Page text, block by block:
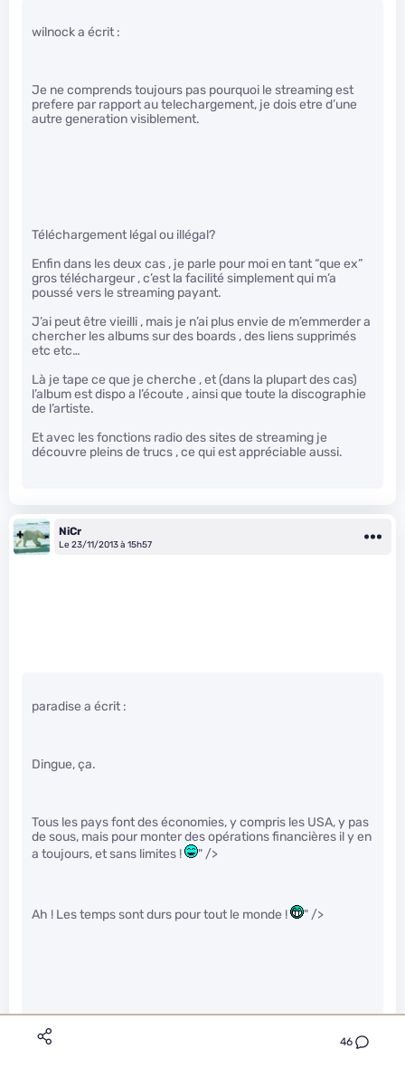
46
wilnock a écrit :
Je ne comprends toujours pas pourquoi le streaming est
prefere par rapport au telechargement, je dois etre d’une
autre generation visiblement.
Téléchargement légal ou illégal?
Enfin dans les deux cas , je parle pour moi en tant “que ex”
gros téléchargeur , c’est la facilité simplement qui m’a
poussé vers le streaming payant.
J’ai peut être vieilli , mais je n’ai plus envie de m’emmerder a
chercher les albums sur des boards , des liens supprimés
etc etc…
Là je tape ce que je cherche , et (dans la plupart des cas)
l’album est dispo a l’écoute , ainsi que toute la discographie
de l’artiste.
Et avec les fonctions radio des sites de streaming je
découvre pleins de trucs , ce qui est appréciable aussi.
NiCr
Le 23/11/2013 à 15h57
paradise a écrit :
Dingue, ça.
Tous les pays font des économies, y compris les USA, y pas
de sous, mais pour monter des opérations financières il y en
a toujours, et sans limites !
" />
Ah ! Les temps sont durs pour tout le monde ! " />
Faudrait pas confondre les états et les sociétés installés sur
leurs territoires hein.